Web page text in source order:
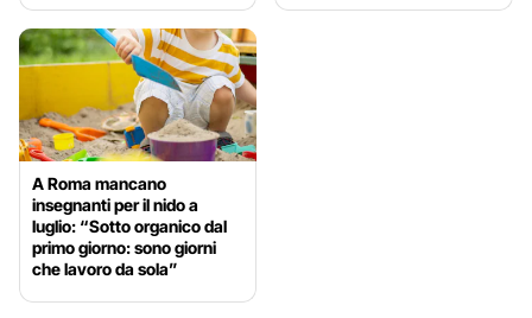
A Roma mancano
insegnanti per il nido a
luglio: “Sotto organico dal
primo giorno: sono giorni
che lavoro da sola”